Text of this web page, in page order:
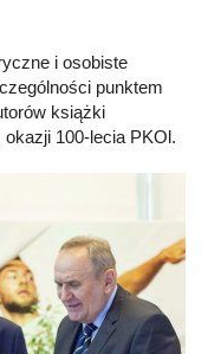
i osobiste
punktem
książki
okazji 100-lecia PKOl.